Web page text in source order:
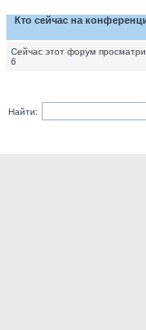
Кто сейчас на
Сейчас этот форум
6
Найти: